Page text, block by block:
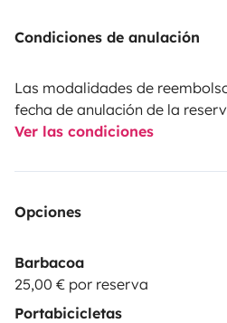
Condiciones de anulación
Las modalidades de
fecha de anulación de la
Ver las condiciones
Opciones
Barbacoa
25,00 € por reserva
Portabicicletas